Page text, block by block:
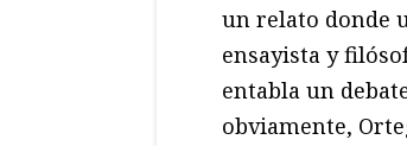
un relato donde
ensayista y
entabla un
obviamente,